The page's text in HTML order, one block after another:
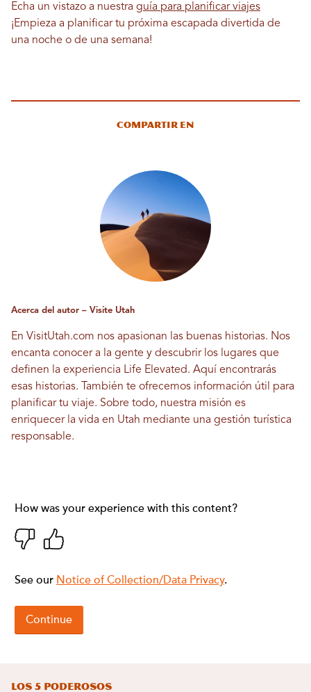
Echa un vistazo a nuestra guía para planificar viajes
¡Empieza a planificar tu próxima escapada divertida de
una noche o de una semana!
Compartir en
Acerca del autor – Visite Utah
En VisitUtah.com nos apasionan las buenas historias. Nos
encanta conocer a la gente y descubrir los lugares que
definen la experiencia Life Elevated. Aquí encontrarás
esas historias. También te ofrecemos información útil para
planificar tu viaje. Sobre todo, nuestra misión es
enriquecer la vida en Utah mediante una gestión turística
responsable.
Los 5 Poderosos